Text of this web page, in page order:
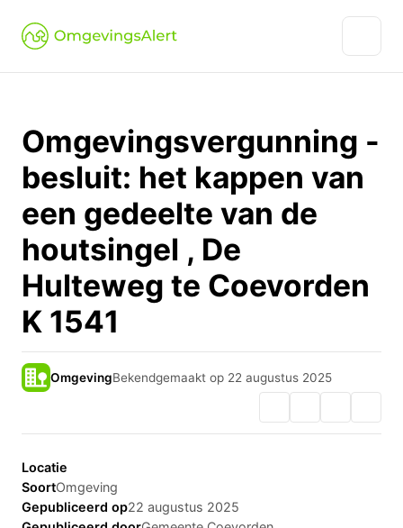
Omgevingsvergunning -
besluit: het kappen van
een gedeelte van de
houtsingel , De
Hulteweg te Coevorden
K 1541
OmgevingBekendgemaakt op 22 augustus 2025
Locatie
SoortOmgeving
Gepubliceerd op22 augustus 2025